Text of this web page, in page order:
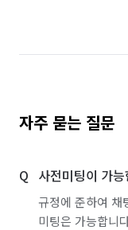
자주 묻는 질문
사전미팅이 가
규정에 준하여 채
미팅은 가능합니